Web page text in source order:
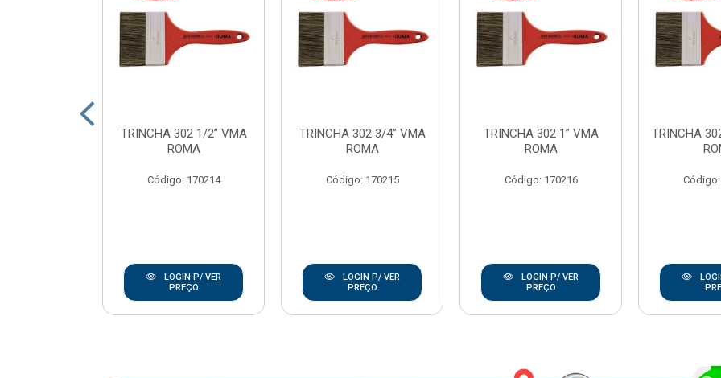
TRINCHA 302 1/2” VMA
ROMA
Código: 170214
LOGIN P/ VER
PREÇO
TRINCHA 302 3/4” VMA
ROMA
Código: 170215
LOGIN P/ VER
PREÇO
TRINCHA 302 1” VMA
ROMA
Código: 170216
LOGIN P/ VER
PREÇO
TRINCHA